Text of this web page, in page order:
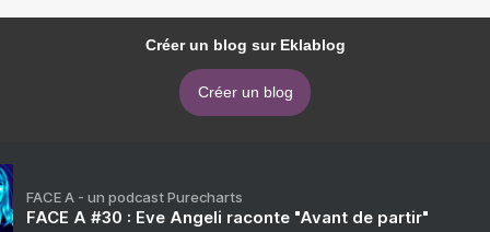
Créer un blog sur Eklablog
Créer un blog
FACE A - un podcast Purecharts
FACE A #30 : Eve Angeli raconte "Avant de partir"